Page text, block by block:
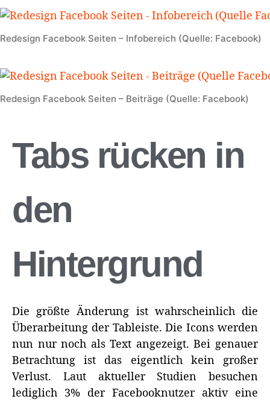
Redesign Facebook Seiten – Infobereich (Quelle: Facebook)
Redesign Facebook Seiten – Beiträge (Quelle: Facebook)
Tabs rücken in
den
Hintergrund
Die größte Änderung ist wahrscheinlich die
Überarbeitung der Tableiste. Die Icons werden
nun nur noch als Text angezeigt. Bei genauer
Betrachtung ist das eigentlich kein großer
Verlust. Laut aktueller Studien besuchen
lediglich 3% der Facebooknutzer aktiv eine